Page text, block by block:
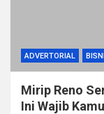
ADVERTORIAL
Mirip Reno
Ini Wajib